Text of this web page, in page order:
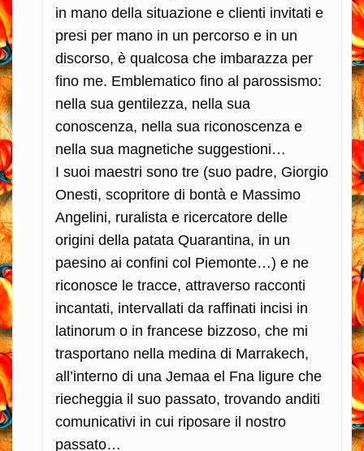
in mano della situazione e clienti invitati e
presi per mano in un percorso e in un
discorso, è qualcosa che imbarazza per
fino me. Emblematico fino al parossismo:
nella sua gentilezza, nella sua
conoscenza, nella sua riconoscenza e
nella sua magnetiche suggestioni…
I suoi maestri sono tre (suo padre, Giorgio
Onesti, scopritore di bontà e Massimo
Angelini, ruralista e ricercatore delle
origini della patata Quarantina, in un
paesino ai confini col Piemonte…) e ne
riconosce le tracce, attraverso racconti
incantati, intervallati da raffinati incisi in
latinorum o in francese bizzoso, che mi
trasportano nella medina di Marrakech,
all’interno di una Jemaa el Fna ligure che
riecheggia il suo passato, trovando anditi
comunicativi in cui riposare il nostro
passato…